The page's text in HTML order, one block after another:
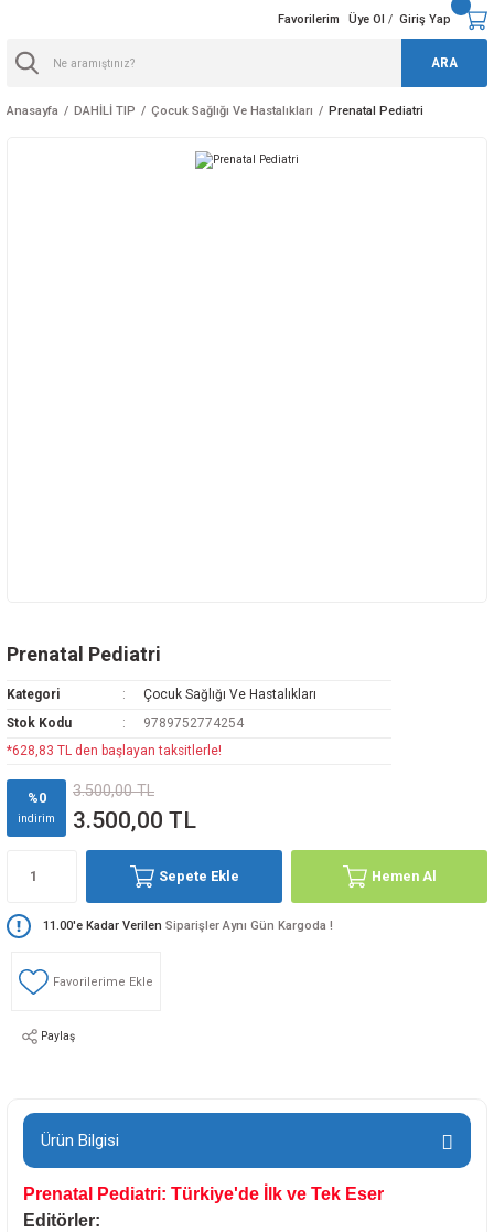
ARA
Favorilerim Üye Ol / Giriş Yap
Anasayfa DAHİLİ TIP Çocuk Sağlığı Ve Hastalıkları Prenatal Pediatri
Prenatal Pediatri
Kategori
Çocuk Sağlığı Ve Hastalıkları
Stok Kodu
9789752774254
*628,83 TL den başlayan taksitlerle!
%0
indirim
3.500,00 TL
3.500,00 TL
Sepete Ekle Hemen Al
11.00'e Kadar Verilen Siparişler Aynı Gün Kargoda !
Paylaş
Ürün Bilgisi
Prenatal Pediatri: Türkiye'de İlk ve Tek Eser
Editörler: